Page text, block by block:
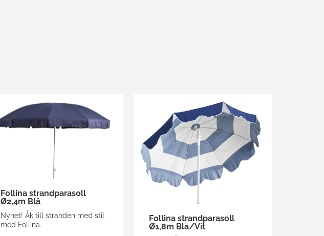
Follina strandparasoll
Ø2,4m Blå
Nyhet! Åk till stranden med stil
med Follina.
Follina strandparasoll
Ø1,8m Blå/Vit